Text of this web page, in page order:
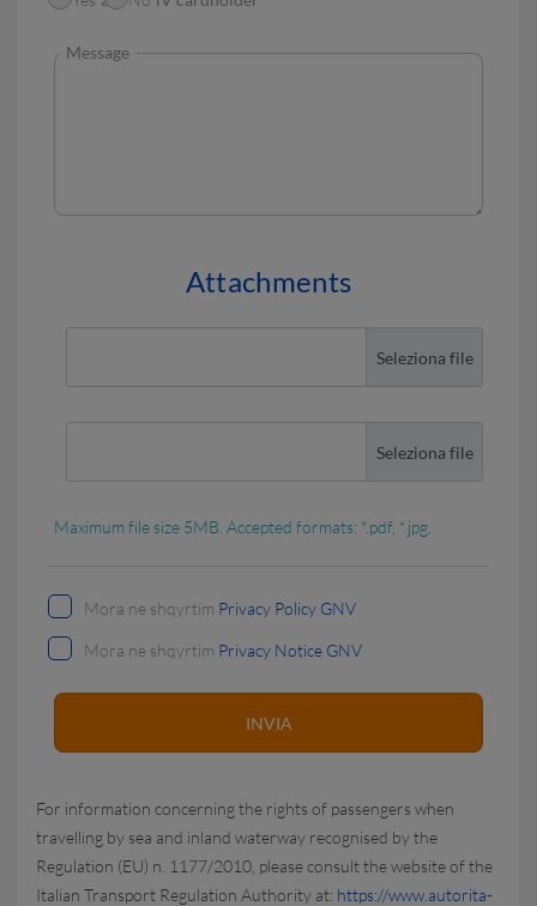
Message
Attachments
Maximum file size 5MB. Accepted formats: *.pdf, *.jpg.
Mora ne shqyrtim Privacy Policy GNV
Mora ne shqyrtim Privacy Notice GNV
For information concerning the rights of passengers when
travelling by sea and inland waterway recognised by the
Regulation (EU) n. 1177/2010, please consult the website of the
Italian Transport Regulation Authority at: https://www.autorita-